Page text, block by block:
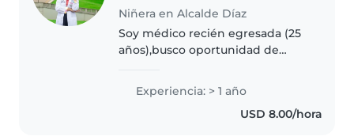
Niñera en Alcalde Díaz
Soy médico recién egresada (25
años),busco oportunidad de
realizar mi internado médico.
Soy responsable, amigable y
empática, tengo experiencia con
Experiencia: > 1 año
USD 8.00/hora